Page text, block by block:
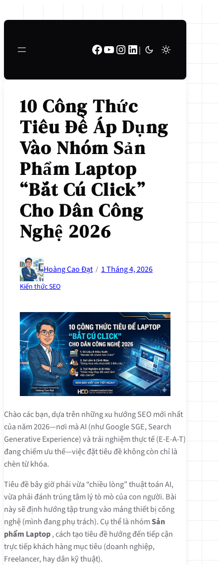
đến
Facebook Youtube Instagram LinkedIn |
10 Công Thức
Tiêu Đề Áp Dụng
Vào Nhóm Sản
Phẩm Laptop
“Bắt Cú Click”
Cho Dân Công
Nghệ 2026
Hoàng Cao Đạt / 1 Tháng 4, 2026
Kiến thức SEO
Chào các bạn, dựa trên những xu hướng SEO mới nhất
của năm 2026—nơi mà AI (như Google SGE, Search
Generative Experience) và trải nghiệm thực tế (E-E-A-T)
đang chiếm ưu thế—việc đặt tiêu đề không còn chỉ là
chèn từ khóa.
Tiêu đề bây giờ phải vừa “chiều lòng” thuật toán AI,
vừa phải đánh trúng tâm lý tò mò của con người. Bài
này sẽ định hướng tập trung vào mảng thiết bị công
nghệ (mình đang phụ trách). Cụ thể là nhómSản
phẩm Laptop, cách tạo tiêu đề hướng đến tiếp cận
trực tiếp khách hàng mục tiêu (doanh nghiệp,
Freelancer, hay dân kỹ thuật).